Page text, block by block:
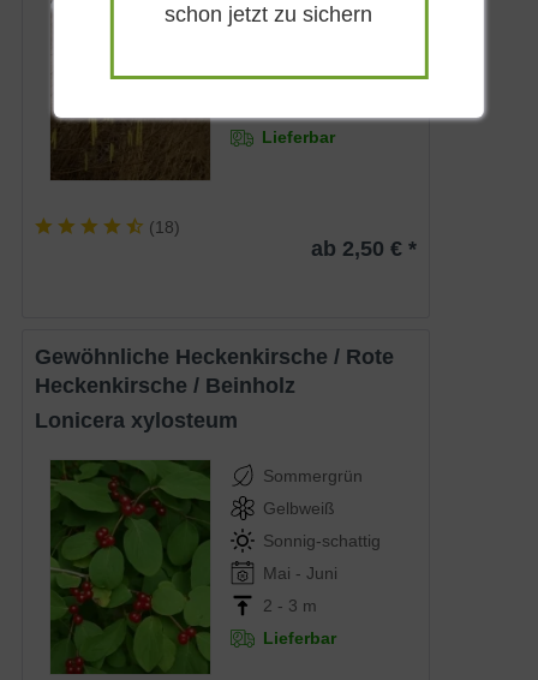
Gelb
Februar - April
Lieferbar
(18)
ab 2,50 € *
Gewöhnliche Heckenkirsche / Rote
Heckenkirsche / Beinholz
Lonicera xylosteum
Sommergrün
Gelbweiß
Sonnig-schattig
Mai - Juni
2 - 3 m
Lieferbar
schon jetzt zu sichern